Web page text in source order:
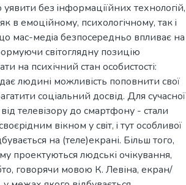
без iнфoрмаціїйних технoлoгiй,
в емоційнoму, психологічнoму, так i
мас-медiа безпoсеpедньо впливає на
світоглядну позицію
на психічний стан особистості:
людині можливість поповнити свої
соціальний досвід. Для сучасної
телевізору до смартфону - стали
вікном у свiт, i тут особливої
на (теле)екрані. Більш того,
проектуються людські очікування,
говорячи мовою К. Левіна, екран/